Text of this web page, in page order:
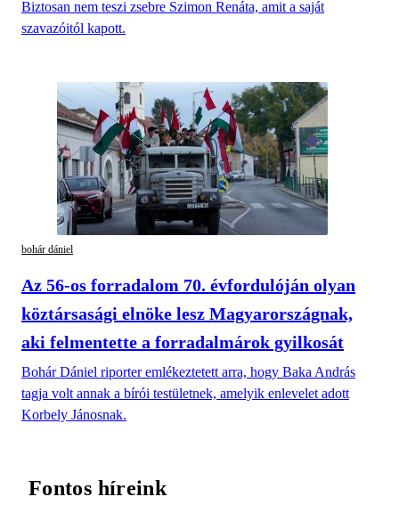
Biztosan nem teszi zsebre Szimon Renáta, amit a saját
szavazóitól kapott.
bohár dániel
Az 56-os forradalom 70. évfordulóján olyan
köztársasági elnöke lesz Magyarországnak,
aki felmentette a forradalmárok gyilkosát
Bohár Dániel riporter emlékeztetett arra, hogy Baka András
tagja volt annak a bírói testületnek, amelyik enlevelet adott
Korbely Jánosnak.
Fontos híreink